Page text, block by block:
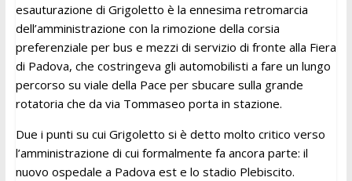
esauturazione di Grigoletto è la ennesima retromarcia
dell’amministrazione con la rimozione della corsia
preferenziale per bus e mezzi di servizio di fronte alla Fiera
di Padova, che costringeva gli automobilisti a fare un lungo
percorso su viale della Pace per sbucare sulla grande
rotatoria che da via Tommaseo porta in stazione.
Due i punti su cui Grigoletto si è detto molto critico verso
l’amministrazione di cui formalmente fa ancora parte: il
nuovo ospedale a Padova est e lo stadio Plebiscito.